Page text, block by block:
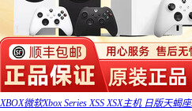
XBOX微软Xbox Series XSS XSX主机 日版天蝎